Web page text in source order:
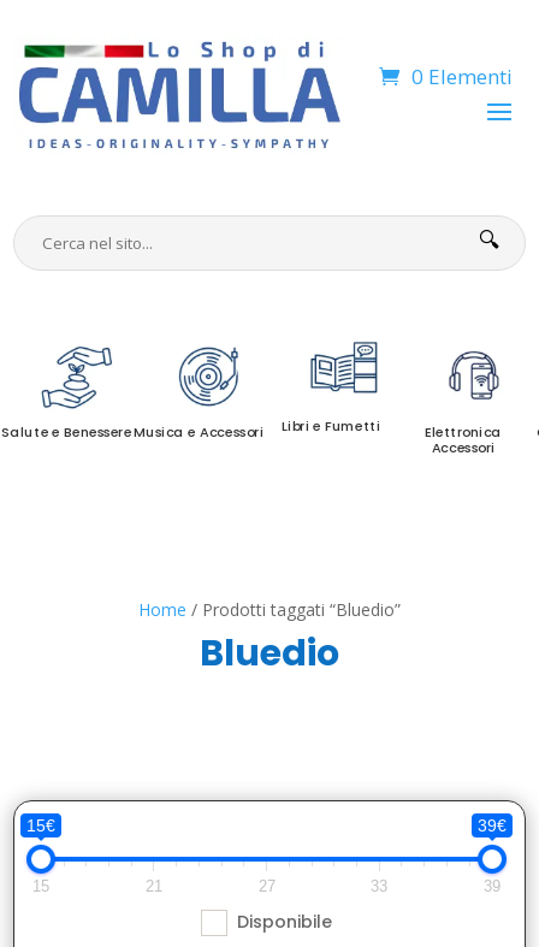
0 Elementi
🔍
Salute e BenessereMusica e Accessori Libri e Fumetti
Elettronica
Accessori
Home / Prodotti taggati “Bluedio”
Bluedio
15€ 39€
15 21 27 33 39
Disponibile